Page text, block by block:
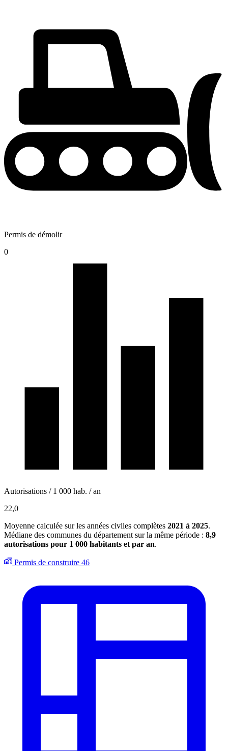
Permis de démolir
0
Autorisations / 1 000 hab. / an
22,0
Moyenne calculée sur les années civiles complètes 2021 à 2025.
Médiane des communes du département sur la même période : 8,9
autorisations pour 1 000 habitants et par an.
Permis de construire 46